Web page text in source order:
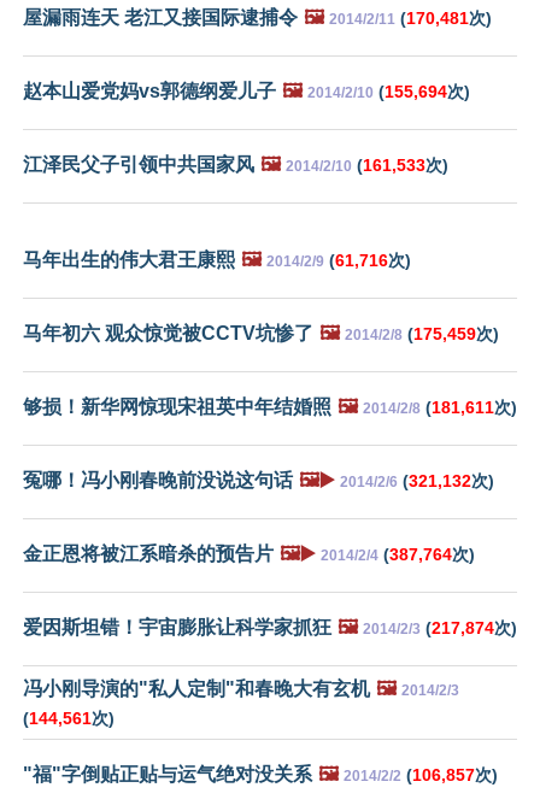
屋漏雨连天 老江又接国际逮捕令 🖼️ 2014/2/11 (170,481次)
赵本山爱党妈vs郭德纲爱儿子 🖼️ 2014/2/10 (155,694次)
江泽民父子引领中共国家风 🖼️ 2014/2/10 (161,533次)
马年出生的伟大君王康熙 🖼️ 2014/2/9 (61,716次)
马年初六 观众惊觉被CCTV坑惨了 🖼️ 2014/2/8 (175,459次)
够损！新华网惊现宋祖英中年结婚照 🖼️ 2014/2/8 (181,611次)
冤哪！冯小刚春晚前没说这句话 🖼️▶️ 2014/2/6 (321,132次)
金正恩将被江系暗杀的预告片 🖼️▶️ 2014/2/4 (387,764次)
爱因斯坦错！宇宙膨胀让科学家抓狂 🖼️ 2014/2/3 (217,874次)
冯小刚导演的"私人定制"和春晚大有玄机 🖼️ 2014/2/3
(144,561次)
"福"字倒贴正贴与运气绝对没关系 🖼️ 2014/2/2 (106,857次)